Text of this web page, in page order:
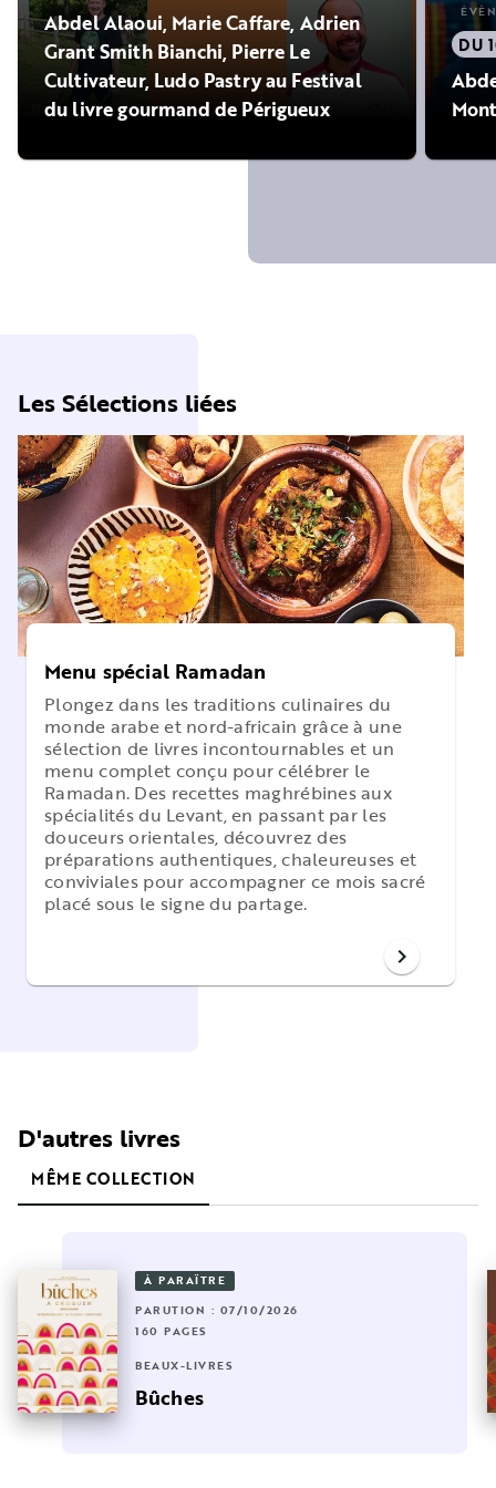
Abdel Alaoui, Marie Caffare, Adrien
Grant Smith Bianchi, Pierre Le
Cultivateur, Ludo Pastry au Festival
du livre gourmand de Périgueux
DU
Les Sélections liées
Menu spécial Ramadan
Plongez dans les traditions culinaires du
monde arabe et nord-africain grâce à une
sélection de livres incontournables et un
menu complet conçu pour célébrer le
Ramadan. Des recettes maghrébines aux
spécialités du Levant, en passant par les
douceurs orientales, découvrez des
préparations authentiques, chaleureuses et
conviviales pour accompagner ce mois sacré
placé sous le signe du partage.
chevron_right
D'autres livres
MÊME COLLECTION
À PARAÎTRE
PARUTION : 07/10/2026
160 PAGES
BEAUX-LIVRES
Bûches